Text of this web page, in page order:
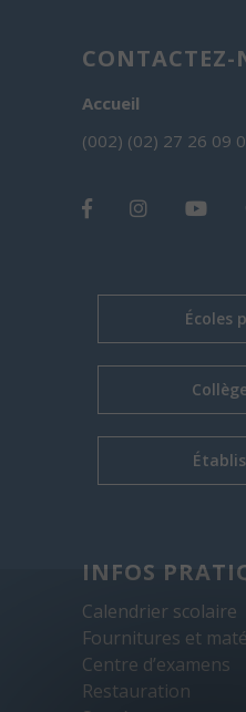
CONTACTEZ-
Accueil
(002) (02) 27 26 09
Écoles
INFOS
Calendrier scolaire
Fournitures et
Centre d’examens
Restauration